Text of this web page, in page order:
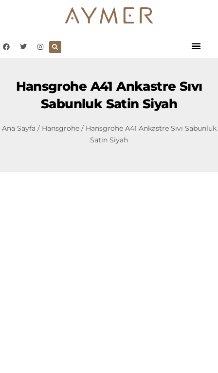
Hansgrohe A41 Ankastre Sıvı
Sabunluk Satin Siyah
Ana Sayfa / Hansgrohe/ Hansgrohe A41 Ankastre Sıvı Sabunluk
Satin Siyah